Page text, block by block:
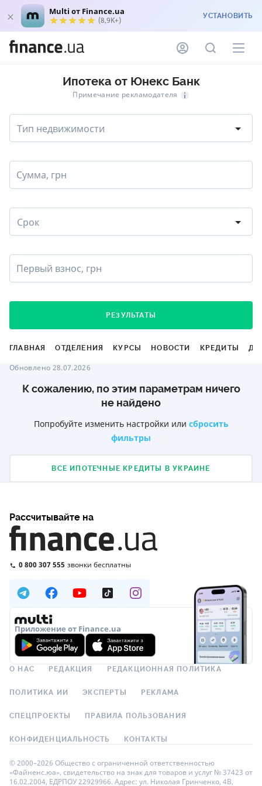
Multi от Finance.ua
(8,9K+) УСТАНОВИТЬ
Ипотека от Юнекс Банк
Примечание рекламодателя
Тип недвижимости
Сумма, грн
Срок
Первый взнос, грн
РЕЗУЛЬТАТЫ
ГЛАВНАЯ ОТДЕЛЕНИЯ КУРСЫ НОВОСТИ КРЕДИТЫ
Обновлено 28.07.2026
К сожалению, по этим параметрам ничего
не найдено
Попробуйте изменить настройки или сбросить
фильтры
ВСЕ ИПОТЕЧНЫЕ КРЕДИТЫ В УКРАИНЕ
Рассчитывайте на
0 800 307 555 звонки бесплатны
Приложение от Finance.ua
О НАС РЕДАКЦИЯ РЕДАКЦИОННАЯ ПОЛИТИКА
ПОЛИТИКА ИИ ЭКСПЕРТЫ РЕКЛАМА
СПЕЦПРОЕКТЫ ПРАВИЛА ПОЛЬЗОВАНИЯ
КОНФИДЕНЦИАЛЬНОСТЬ КОНТАКТЫ
© 2000–2026 Общество с ограниченной ответственностью
«Файненс.юа», свидетельство на знак для товаров и услуг № 37423 от
16.02.2004, ЕДРПОУ 22929966. Адрес: ул. Николая Гринченко, 4В,